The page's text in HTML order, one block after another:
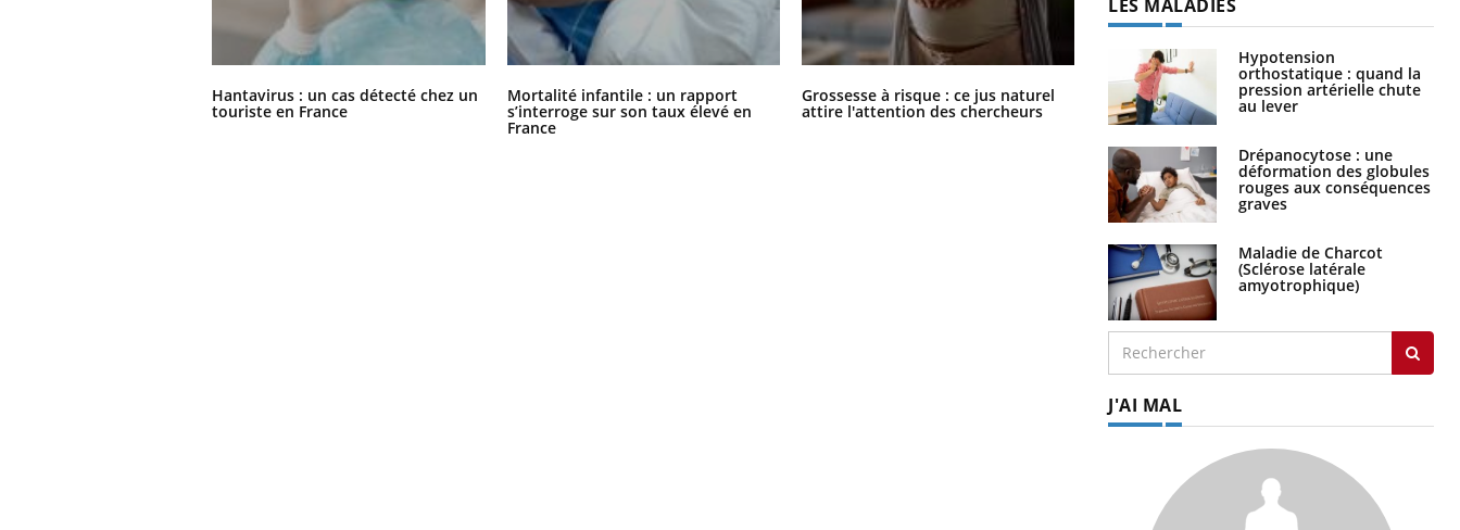
Hantavirus : un cas détecté chez un
touriste en France
Mortalité infantile : un rapport
s’interroge sur son taux élevé en
France
Grossesse à risque : ce jus naturel
attire l'attention des chercheurs
Comment oublier les écrans en
vacances ?
LES MALADIES
Hypotension
orthostatique : quand la
pression artérielle chute
au lever
Drépanocytose : une
déformation des globules
rouges aux conséquences
graves
Maladie de Charcot
(Sclérose latérale
amyotrophique)
J'AI MAL